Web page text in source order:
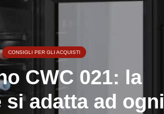
CONSIGLI PER GLI ACQUISTI
CWC 021: la
adatta ad ogni